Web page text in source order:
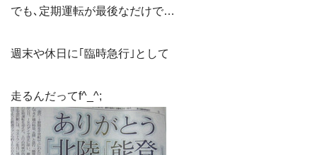
でも､定期運転が最後なだけで…
週末や休日に｢臨時急行｣として
走るんだってf^_^;